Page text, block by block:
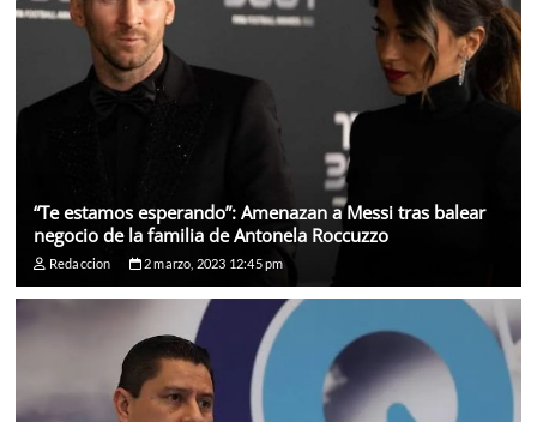
“Te estamos esperando”: Amenazan a Messi tras balear
negocio de la familia de Antonela Roccuzzo
Redaccion 2 marzo, 2023 12:45 pm